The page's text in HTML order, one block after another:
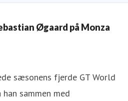
Øgaard på Monza
sæsonens fjerde GT World
sammen med